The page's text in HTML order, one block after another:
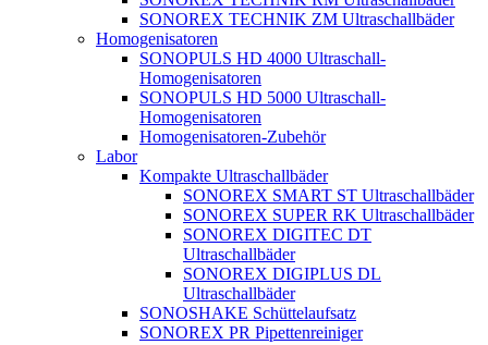
SONOREX TECHNIK ZM Ultraschallbäder
Homogenisatoren
SONOPULS HD 4000 Ultraschall-
Homogenisatoren
SONOPULS HD 5000 Ultraschall-
Homogenisatoren
Homogenisatoren-Zubehör
Labor
Kompakte Ultraschallbäder
SONOREX SMART ST Ultraschallbäder
SONOREX SUPER RK Ultraschallbäder
SONOREX DIGITEC DT
Ultraschallbäder
SONOREX DIGIPLUS DL
Ultraschallbäder
SONOSHAKE Schüttelaufsatz
SONOREX PR Pipettenreiniger